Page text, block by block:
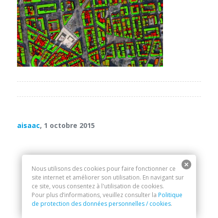
aisaac, 1 octobre 2015
Nous utilisons des cookies pour faire fonctionner ce
site internet et améliorer son utilisation. En navigant sur
ce site, vous consentez à l'utilisation de cookies.
Pour plus d’informations, veuillez consulter la Politique
de protection des données personnelles / cookies.